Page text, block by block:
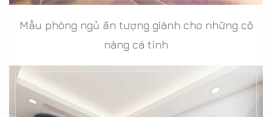
Mẫu phòng ngủ ấn tượng giành cho những cô
nàng cá tính